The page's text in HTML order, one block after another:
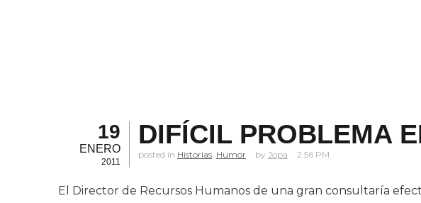
19
ENERO
2011
DIFÍCIL PROBLEMA
posted in Historias, Humor Jopa 2.56 PM
El Director de Recursos Humanos de una gran consultaría